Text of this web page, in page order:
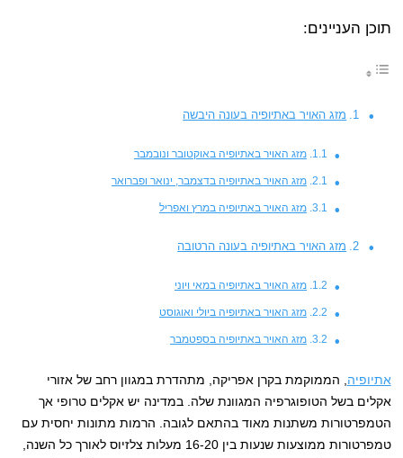
תוכן העניינים:
מזג האויר באתיופיה בעונה היבשה
מזג האויר באתיופיה באוקטובר ונובמבר
מזג האויר באתיופיה בדצמבר, ינואר ופברואר
מזג האויר באתיופיה במרץ ואפריל
מזג האויר באתיופיה בעונה הרטובה
מזג האויר באתיופיה במאי ויוני
מזג האויר באתיופיה ביולי ואוגוסט
מזג האויר באתיופיה בספטמבר
אתיופיה , הממוקמת בקרן אפריקה, מתהדרת במגוון רחב של אזורי
אקלים בשל הטופוגרפיה המגוונת שלה. במדינה יש אקלים טרופי אך
הטמפרטורות משתנות מאוד בהתאם לגובה. הרמות מתונות יחסית עם
טמפרטורות ממוצעות שנעות בין 16-20 מעלות צלזיוס לאורך כל השנה,